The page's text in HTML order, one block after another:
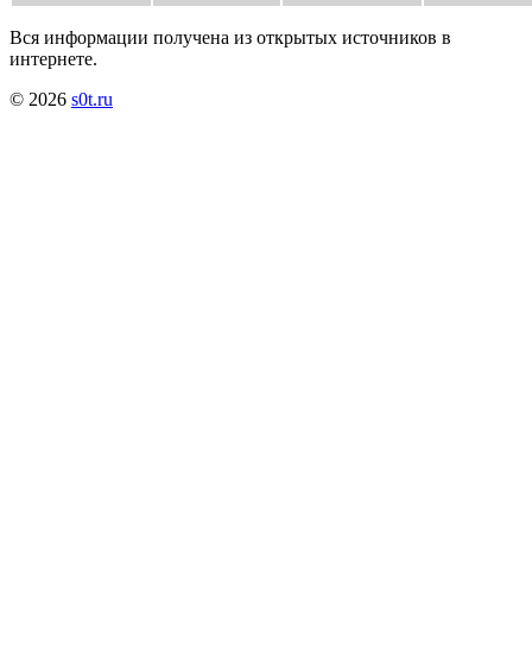
Вся информации получена из открытых источников в
интернете.
© 2026 s0t.ru